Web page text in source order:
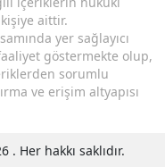
aittir.
yer sağlayıcı
göstermekte olup,
sorumlu
ve erişim altyapısı
Her hakkı saklıdır.